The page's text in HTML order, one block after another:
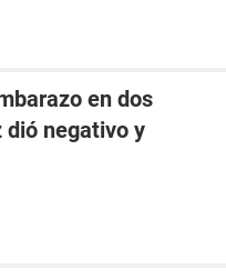
en dos
dió negativo y